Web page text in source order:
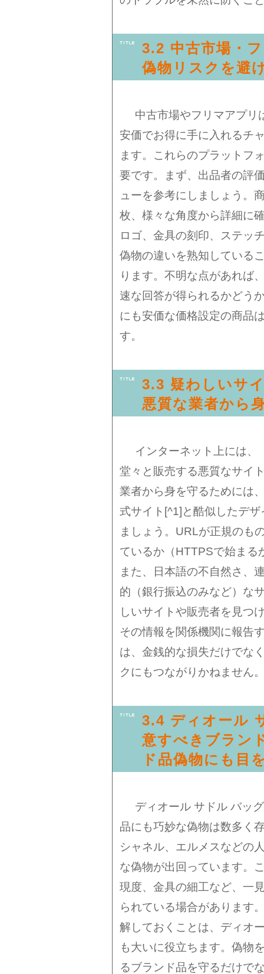
3.2 中古市場・
偽物リスクを避
中古市場やフリマアプリ
安価でお得に手に入れるチ
ます。これらのプラットフ
要です。まず、出品者の評
ューを参考にしましょう。
枚、様々な角度から詳細に
ロゴ、金具の刻印、ステッ
偽物の違いを熟知している
ります。不明な点があれば
速な回答が得られるかどう
にも安価な価格設定の商品
す。
3.3 疑わしいサ
悪質な業者から
インターネット上には、
堂々と販売する悪質なサイ
業者から身を守るためには
式サイト[^1]と酷似したデ
ましょう。URLが正規のも
ているか（HTTPSで始まる
また、日本語の不自然さ、
的（銀行振込のみなど）な
しいサイトや販売者を見つ
その情報を関係機関に報告
は、金銭的な損失だけでな
クにもつながりかねません
3.4 ディオール
意すべきブラン
ド品偽物にも目
ディオール サドル バッ
品にも巧妙な偽物は数多く
シャネル、エルメスなどの
な偽物が出回っています。
現度、金具の細工など、一
られている場合があります
解しておくことは、ディオ
も大いに役立ちます。偽物
るブランド品を守るだけで